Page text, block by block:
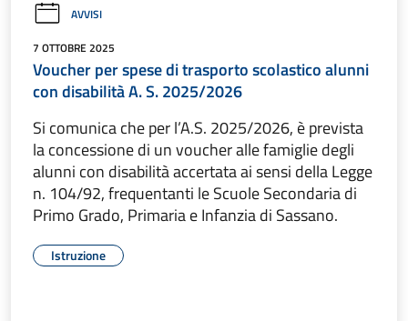
AVVISI
7 OTTOBRE 2025
Voucher per spese di trasporto scolastico alunni
con disabilità A. S. 2025/2026
Si comunica che per l’A.S. 2025/2026, è prevista
la concessione di un voucher alle famiglie degli
alunni con disabilità accertata ai sensi della Legge
n. 104/92, frequentanti le Scuole Secondaria di
Primo Grado, Primaria e Infanzia di Sassano.
Istruzione